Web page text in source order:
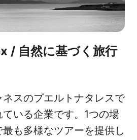
/ 自然に基づく旅行
スのプエルトナタレスで
いる企業です。1つの場
も多様なツアーを提供し